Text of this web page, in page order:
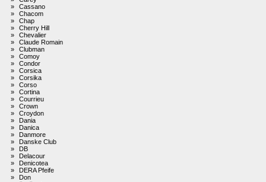
»
Cassano
»
Chacom
»
Chap
»
Cherry Hill
»
Chevalier
»
Claude Romain
»
Clubman
»
Comoy
»
Condor
»
Corsica
»
Corsika
»
Corso
»
Cortina
»
Courrieu
»
Crown
»
Croydon
»
Dania
»
Danica
»
Danmore
»
Danske Club
»
DB
»
Delacour
»
Denicotea
»
DERA Pfeife
»
Don